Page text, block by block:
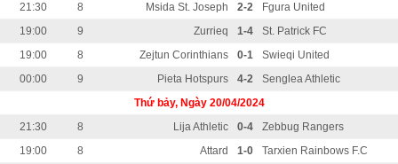
21:30
8 Msida St. Joseph 2-2
Fgura United
19:00
9 Zurrieq 1-4
St. Patrick FC
19:00
8 Zejtun Corinthians 0-1
Swieqi United
00:00
9 Pieta Hotspurs 4-2
Senglea Athletic
Thứ bảy, Ngày 20/04/2024
21:30
8 Lija Athletic 0-4
Zebbug Rangers
19:00
8 Attard 1-0
Tarxien Rainbows F.C